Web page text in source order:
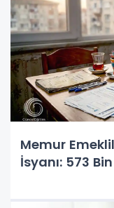
Memur
İsyanı: 573